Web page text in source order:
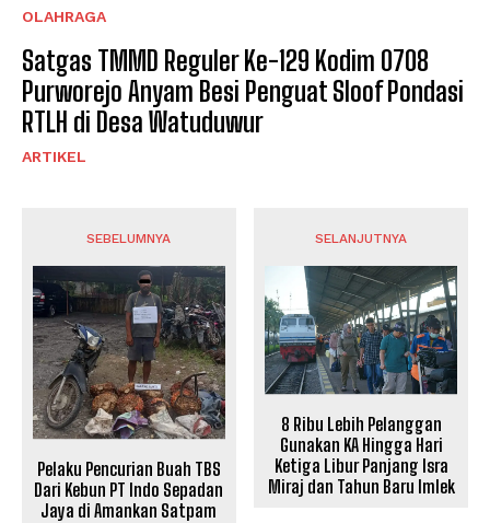
OLAHRAGA
Satgas TMMD Reguler Ke-129 Kodim 0708
Purworejo Anyam Besi Penguat Sloof Pondasi
RTLH di Desa Watuduwur
ARTIKEL
SEBELUMNYA
Pelaku Pencurian Buah TBS
Dari Kebun PT Indo Sepadan
Jaya di Amankan Satpam
SELANJUTNYA
8 Ribu Lebih Pelanggan
Gunakan KA Hingga Hari
Ketiga Libur Panjang Isra
Miraj dan Tahun Baru Imlek